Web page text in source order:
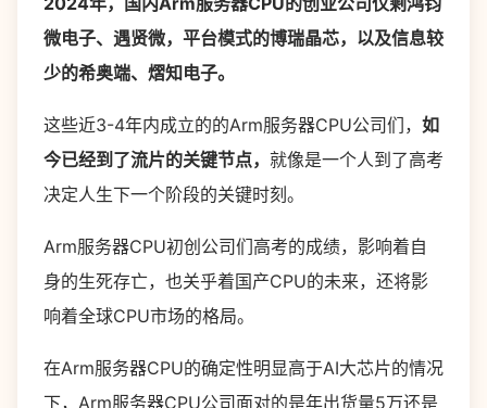
微电子、遇贤微，平台模式的博瑞晶芯，以及信息较
少的希奥端、熠知电子。
这些近3-4年内成立的的Arm服务器CPU公司们， 如
今已经到了流片的关键节点， 就像是一个人到了高考
决定人生下一个阶段的关键时刻。
Arm服务器CPU初创公司们高考的成绩，影响着自
身的生死存亡，也关乎着国产CPU的未来，还将影
响着全球CPU市场的格局。
在Arm服务器CPU的确定性明显高于AI大芯片的情况
下，Arm服务器CPU公司面对的是年出货量5万还是